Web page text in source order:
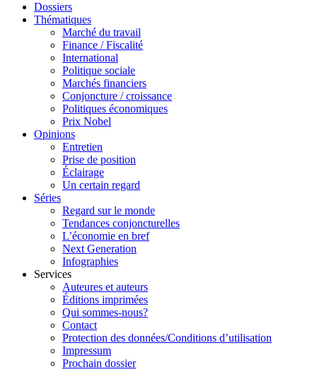
Dossiers
Thématiques
Marché du travail
Finance / Fiscalité
International
Politique sociale
Marchés financiers
Conjoncture / croissance
Politiques économiques
Prix Nobel
Opinions
Entretien
Prise de position
Éclairage
Un certain regard
Séries
Regard sur le monde
Tendances conjoncturelles
L’économie en bref
Next Generation
Infographies
Services
Auteures et auteurs
Éditions imprimées
Qui sommes-nous?
Contact
Protection des données/Conditions d’utilisation
Impressum
Prochain dossier